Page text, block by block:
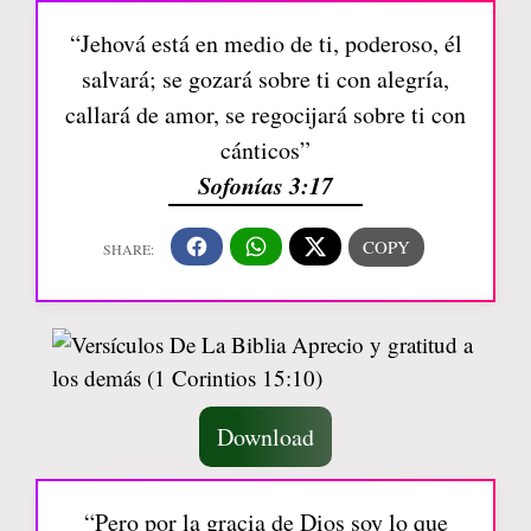
“Jehová está en medio de ti, poderoso, él
salvará; se gozará sobre ti con alegría,
callará de amor, se regocijará sobre ti con
cánticos”
Sofonías 3:17
Download
“Pero por la gracia de Dios soy lo que